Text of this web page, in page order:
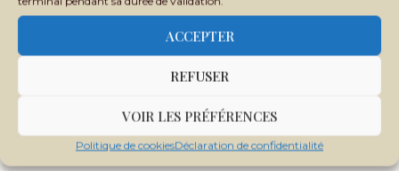
ACCEPTER
REFUSER
VOIR LES PRÉFÉRENCES
Politique de cookiesDéclaration de confidentialité
Tags: